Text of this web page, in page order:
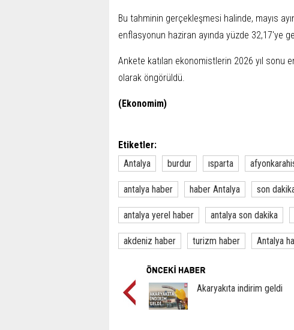
Bu tahminin gerçekleşmesi halinde, mayıs
enflasyonun haziran ayında yüzde 32,17'ye
Ankete katılan ekonomistlerin 2026 yıl sonu
olarak öngörüldü.
(Ekonomim)
Etiketler:
Antalya
burdur ısparta
antalya haber haber Antalya son
antalya yerel haber antalya son dakika
akdeniz haber turizm haber Antalya
Akaryakıta indirim geldi